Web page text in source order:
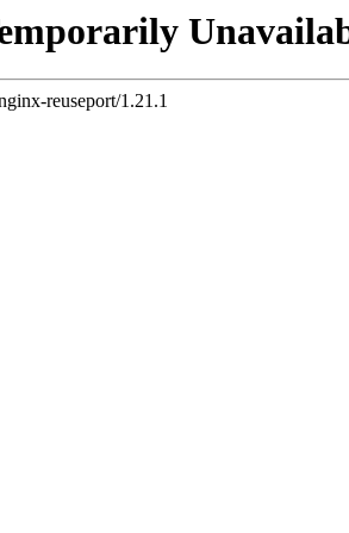
reuseport/1.21.1